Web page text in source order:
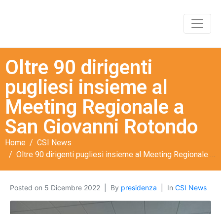
Oltre 90 dirigenti
pugliesi insieme al
Meeting Regionale a
San Giovanni Rotondo
Home
CSI News
Oltre 90 dirigenti pugliesi insieme al Meeting Regionale a San Giovanni Rotondo
Posted on 5 Dicembre 2022 By presidenza In CSI News